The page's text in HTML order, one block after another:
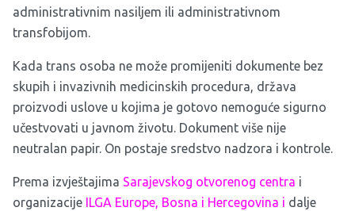
administrativnim nasiljem ili administrativnom
transfobijom.
Kada trans osoba ne može promijeniti dokumente bez
skupih i invazivnih medicinskih procedura, država
proizvodi uslove u kojima je gotovo nemoguće sigurno
učestvovati u javnom životu. Dokument više nije
neutralan papir. On postaje sredstvo nadzora i kontrole.
Prema izvještajima Sarajevskog otvorenog centra i
organizacije ILGA Europe, Bosna i Hercegovina i dalje